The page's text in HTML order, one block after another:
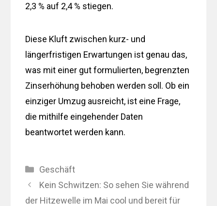
2,3 % auf 2,4 % stiegen.
Diese Kluft zwischen kurz- und
längerfristigen Erwartungen ist genau das,
was mit einer gut formulierten, begrenzten
Zinserhöhung behoben werden soll. Ob ein
einziger Umzug ausreicht, ist eine Frage,
die mithilfe eingehender Daten
beantwortet werden kann.
Kategorien
Geschäft
Kein Schwitzen: So sehen Sie während
der Hitzewelle im Mai cool und bereit für